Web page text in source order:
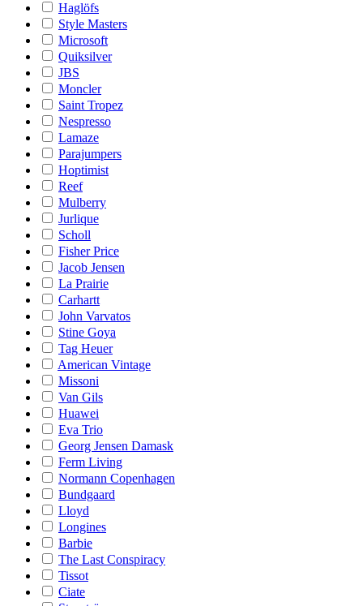
Haglöfs
Style Masters
Microsoft
Quiksilver
JBS
Moncler
Saint Tropez
Nespresso
Lamaze
Parajumpers
Hoptimist
Reef
Mulberry
Jurlique
Scholl
Fisher Price
Jacob Jensen
La Prairie
Carhartt
John Varvatos
Stine Goya
Tag Heuer
American Vintage
Missoni
Van Gils
Huawei
Eva Trio
Georg Jensen Damask
Ferm Living
Normann Copenhagen
Bundgaard
Lloyd
Longines
Barbie
The Last Conspiracy
Tissot
Ciate